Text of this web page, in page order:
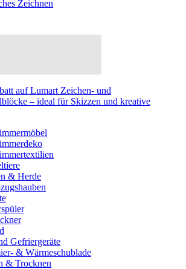
Zeichnen
auf Lumart Zeichen- und
– ideal für Skizzen und kreative
& Herde
Gefriergeräte
& Wärmeschublade
& Trocknen